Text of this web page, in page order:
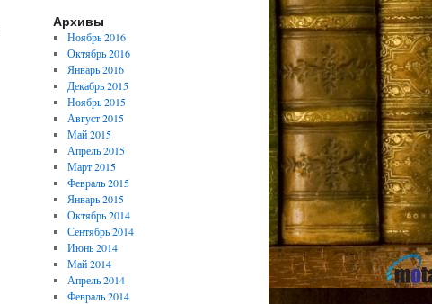
Архивы
Ноябрь 2016
Октябрь 2016
Январь 2016
Декабрь 2015
Ноябрь 2015
Август 2015
Май 2015
Апрель 2015
Март 2015
Февраль 2015
Январь 2015
Октябрь 2014
Сентябрь 2014
Июнь 2014
Май 2014
Апрель 2014
Февраль 2014